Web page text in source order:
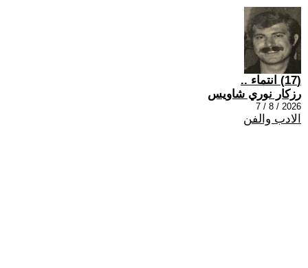
(17) انتماء ..
رزكار نوري شاويس
2026 / 8 / 7
الادب والفن